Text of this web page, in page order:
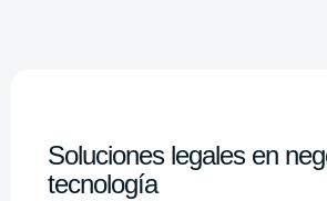
Soluciones legales en
tecnología